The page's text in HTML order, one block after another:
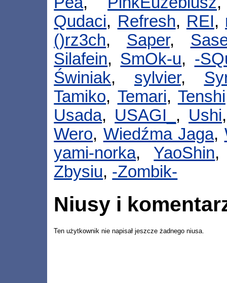
Qudaci, Refresh, REI,
()rz3ch, Saper,
Silafein, SmOk-u, -
Świniak, sylvier,
Tamiko, Temari, Tenshi
Usada, USAGI_ , Ushi
Wero, Wiedźma Jaga,
yami-norka, YaoShin
Zbysiu, -Zombik-
Niusy i
Ten użytkownik nie napisał jeszcze żadnego niusa.